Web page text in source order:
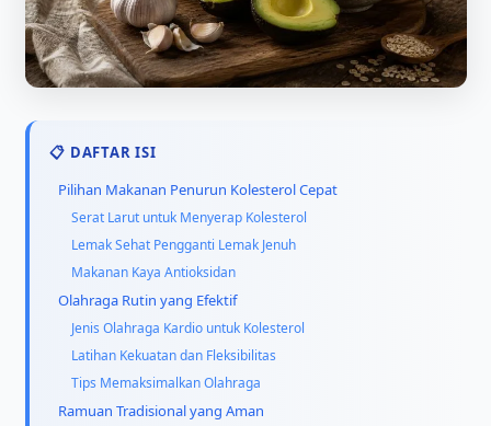
📋 DAFTAR ISI
Pilihan Makanan Penurun Kolesterol Cepat
Serat Larut untuk Menyerap Kolesterol
Lemak Sehat Pengganti Lemak Jenuh
Makanan Kaya Antioksidan
Olahraga Rutin yang Efektif
Jenis Olahraga Kardio untuk Kolesterol
Latihan Kekuatan dan Fleksibilitas
Tips Memaksimalkan Olahraga
Ramuan Tradisional yang Aman